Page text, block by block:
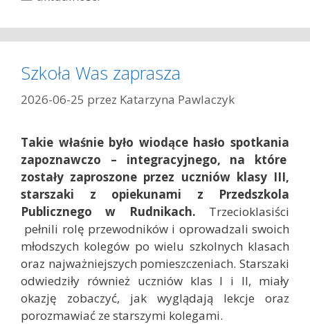
t
e
g
o
r
e
Szkoła Was zaprasza
2026-06-25 przez Katarzyna Pawlaczyk
Takie właśnie było wiodące hasło spotkania
zapoznawczo – integracyjnego, na które
zostały zaproszone przez uczniów klasy III,
starszaki z opiekunami z Przedszkola
Publicznego w Rudnikach. Trzecioklasiści
pełnili rolę przewodników i oprowadzali swoich
młodszych kolegów po wielu szkolnych klasach
oraz najważniejszych pomieszczeniach. Starszaki
odwiedziły również uczniów klas I i II, miały
okazję zobaczyć, jak wyglądają lekcje oraz
porozmawiać ze starszymi kolegami.